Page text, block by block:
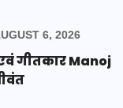
6, 2026
एवं गीतकार Manoj